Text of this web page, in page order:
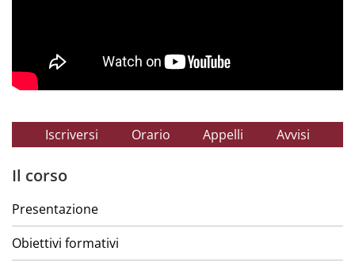
Iscriversi Orario Appelli Avvisi
Il corso
Presentazione
Obiettivi formativi